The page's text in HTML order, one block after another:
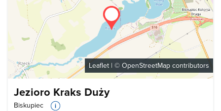
Leaflet | © OpenStreetMap contributors
Jezioro Kraks Duży
Biskupiec